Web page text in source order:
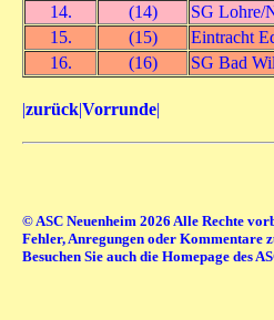
14.
(14) SG Lohre/
15.
(15) Eintracht
16.
(16) SG Bad
|zurück|Vorrunde|
© ASC Neuenheim 2026 Alle Rechte
Fehler, Anregungen oder Kommentare
Besuchen Sie auch die Homepage des